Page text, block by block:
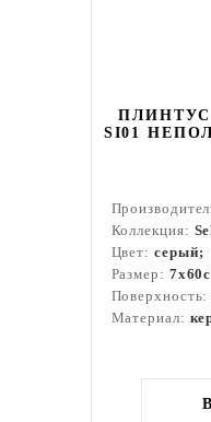
ПЛИНТУС
SI01
Коллекция:
Цвет: серый;
Размер:
Материал: